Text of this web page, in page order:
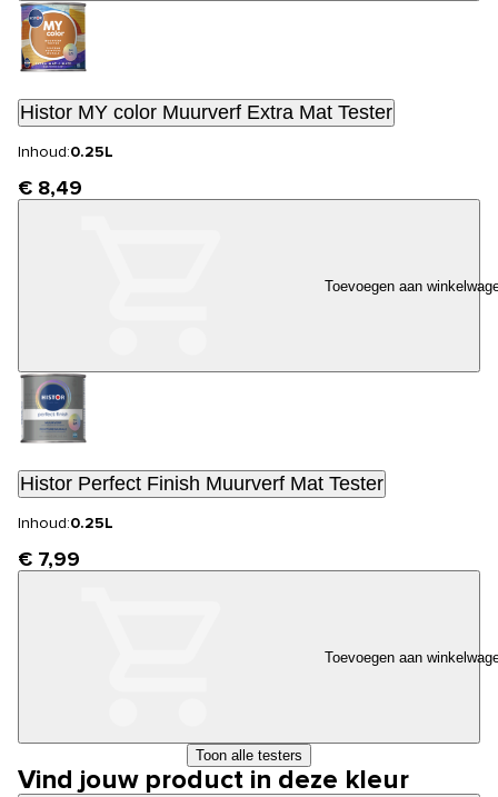
Histor MY color Muurverf Extra Mat Tester
Inhoud:0.25L
€ 8,49
Toevoegen aan
Histor Perfect Finish Muurverf Mat Tester
Inhoud:0.25L
€ 7,99
Toevoegen aan
Toon alle testers
Vind jouw product in deze kleur